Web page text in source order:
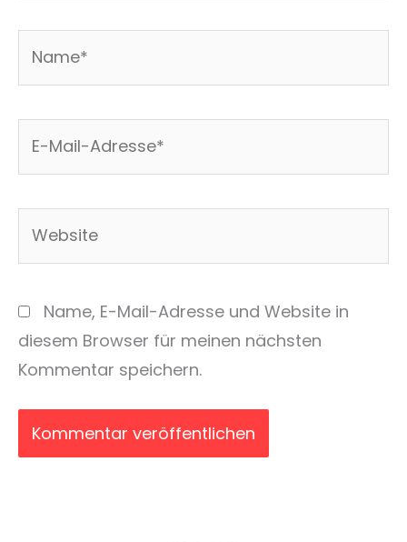
Name, E-Mail-Adresse und Website in
diesem Browser für meinen nächsten
Kommentar speichern.